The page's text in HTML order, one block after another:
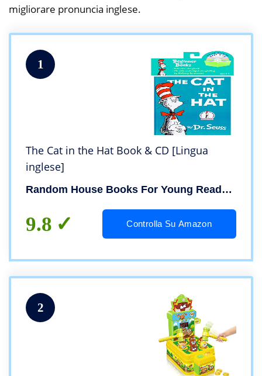
migliorare pronuncia inglese.
1
The Cat in the Hat Book & CD [Lingua
inglese]
Random House Books For Young Readers
9.8 Controlla Su Amazon
2